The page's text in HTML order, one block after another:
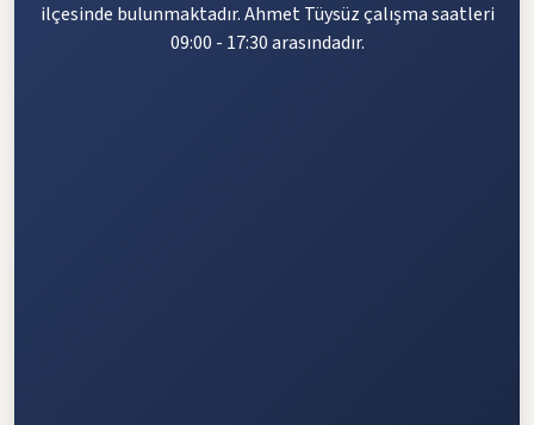
ilçesinde bulunmaktadır. Ahmet Tüysüz çalışma saatleri
09:00 - 17:30 arasındadır.